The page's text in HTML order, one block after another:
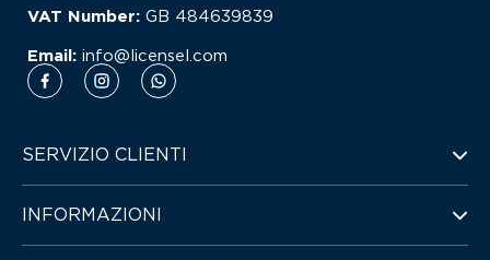
VAT Number: GB 484639839
Email: info@licensel.com
SERVIZIO CLIENTI
INFORMAZIONI